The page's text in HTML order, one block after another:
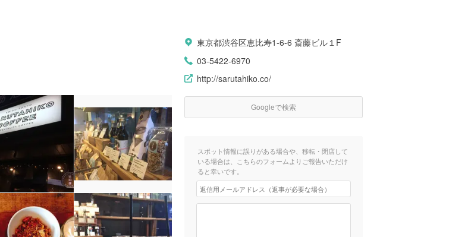
東京都渋谷区恵比寿1-6-6 斎藤ビル１F
03-5422-6970
http://sarutahiko.co/
Googleで検索
スポット情報に誤りがある場合や、移転・閉店して
いる場合は、こちらのフォームよりご報告いただけ
ると幸いです。